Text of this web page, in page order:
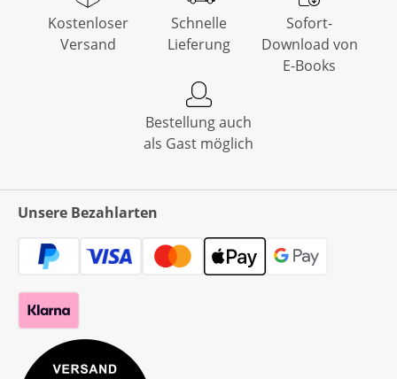
Kostenloser
Versand
Schnelle
Lieferung
Sofort-
Download von
E-Books
Bestellung auch
als Gast möglich
Unsere Bezahlarten